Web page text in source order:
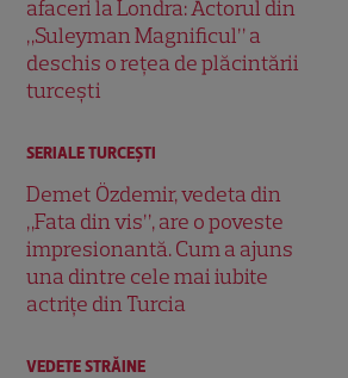
afaceri la Londra: Actorul din
„Suleyman Magnificul” a
deschis o rețea de plăcintării
turcești
SERIALE TURCEŞTI
Demet Özdemir, vedeta din
„Fata din vis”, are o poveste
impresionantă. Cum a ajuns
una dintre cele mai iubite
actrițe din Turcia
VEDETE STRĂINE